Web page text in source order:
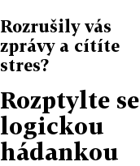
Rozrušily vás
zprávy a cítíte
stres?
Rozptylte se
logickou
hádankou